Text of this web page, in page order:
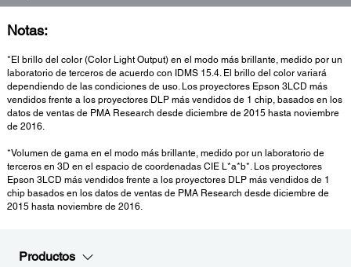
Notas:
*El brillo del color (Color Light Output) en el modo más brillante, medido por un
laboratorio de terceros de acuerdo con IDMS 15.4. El brillo del color variará
dependiendo de las condiciones de uso. Los proyectores Epson 3LCD más
vendidos frente a los proyectores DLP más vendidos de 1 chip, basados en los
datos de ventas de PMA Research desde diciembre de 2015 hasta noviembre
de 2016.
*Volumen de gama en el modo más brillante, medido por un laboratorio de
terceros en 3D en el espacio de coordenadas CIE L*a*b*. Los proyectores
Epson 3LCD más vendidos frente a los proyectores DLP más vendidos de 1
chip basados en los datos de ventas de PMA Research desde diciembre de
2015 hasta noviembre de 2016.
Productos